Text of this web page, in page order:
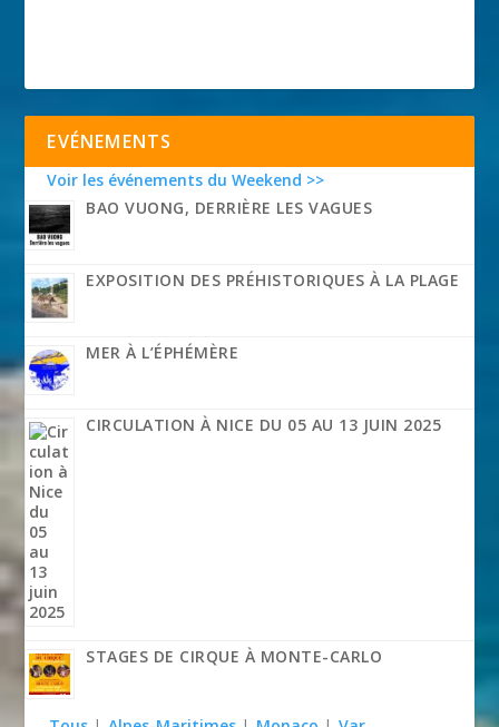
EVÉNEMENTS
Voir les événements du Weekend >>
BAO VUONG, DERRIÈRE LES VAGUES
EXPOSITION DES PRÉHISTORIQUES À LA PLAGE
MER À L’ÉPHÉMÈRE
CIRCULATION À NICE DU 05 AU 13 JUIN 2025
STAGES DE CIRQUE À MONTE-CARLO